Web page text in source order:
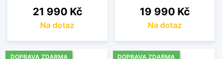
Cena
21 990 Kč
Na dotaz
Cena
19 990 Kč
Na dotaz
DOPRAVA ZDARMA DOPRAVA ZDARMA